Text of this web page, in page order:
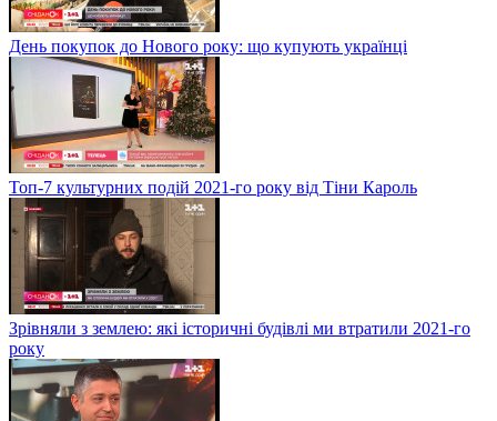
День покупок до Нового року: що купують українці
Топ-7 культурних подій 2021-го року від Тіни Кароль
Зрівняли з землею: які історичні будівлі ми втратили 2021-го
року